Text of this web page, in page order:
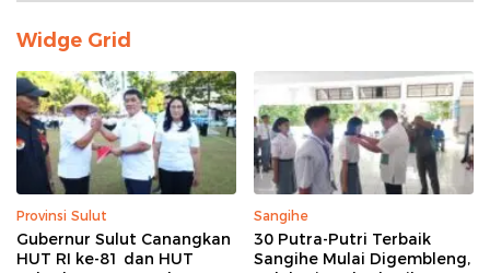
Widge Grid
Provinsi Sulut
Gubernur Sulut Canangkan
HUT RI ke-81 dan HUT
Sangihe
30 Putra-Putri Terbaik
Sangihe Mulai Digembleng,